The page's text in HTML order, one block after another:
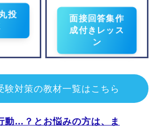
投
面接回答集作
成付きレッス
ン
験対策の教材一覧はこちら
動…？とお悩みの方は、ま
小学校
小学校
小学校
校